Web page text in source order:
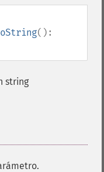
():
string